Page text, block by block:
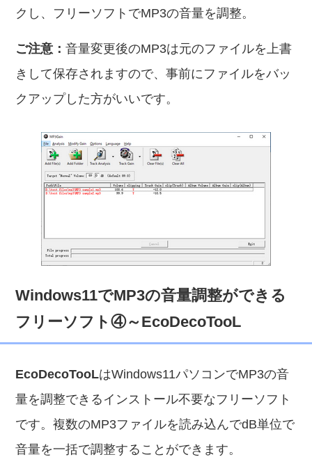
クし、フリーソフトでMP3の音量を調整。
ご注意：音量変更後のMP3は元のファイルを上書
きして保存されますので、事前にファイルをバッ
クアップした方がいいです。
Windows11でMP3の音量調整ができる
フリーソフト④～EcoDecoTooL
EcoDecoTooLはWindows11パソコンでMP3の音
量を調整できるインストール不要なフリーソフト
です。複数のMP3ファイルを読み込んでdB単位で
音量を一括で調整することができます。